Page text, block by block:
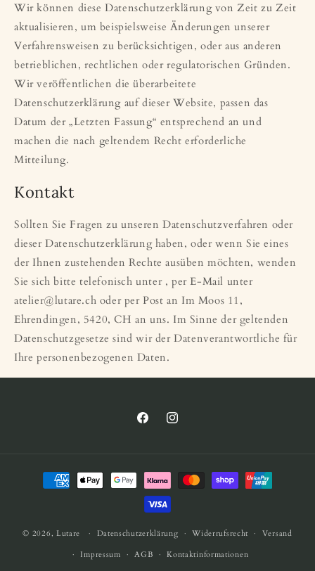
Wir können diese Datenschutzerklärung von Zeit zu Zeit
aktualisieren, um beispielsweise Änderungen unserer
Verfahrensweisen zu berücksichtigen, oder aus anderen
betrieblichen, rechtlichen oder regulatorischen Gründen.
Wir veröffentlichen die überarbeitete
Datenschutzerklärung auf dieser Website, passen das
Datum der „Letzten Fassung“ entsprechend an und
machen die nach geltendem Recht erforderliche
Mitteilung.
Kontakt
Sollten Sie Fragen zu unseren Datenschutzverfahren oder
dieser Datenschutzerklärung haben, oder wenn Sie eines
der Ihnen zustehenden Rechte ausüben möchten, wenden
Sie sich bitte telefonisch unter , per E-Mail unter
atelier@lutare.ch oder per Post an Im Moos 11,
Ehrendingen, 5420, CH an uns. Im Sinne der geltenden
Datenschutzgesetze sind wir der Datenverantwortliche für
Ihre personenbezogenen Daten.
FacebookInstagram
Zahlungsmethoden
© 2026, Lutare Datenschutzerklärung Widerrufsrecht
Versand
Impressum
AGB Kontaktinformationen